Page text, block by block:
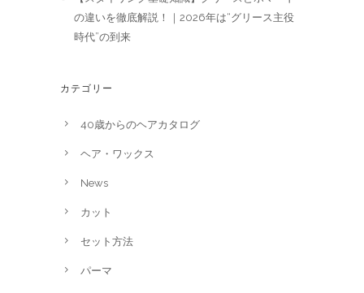
の違いを徹底解説！｜2026年は“グリース主役
時代”の到来
カテゴリー
40歳からのヘアカタログ
ヘア・ワックス
News
カット
セット方法
パーマ